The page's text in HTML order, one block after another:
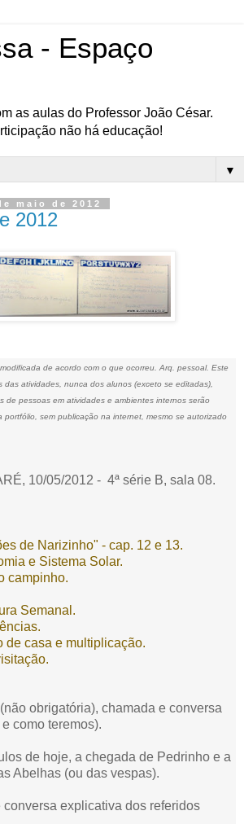
- Espaço
as aulas do Professor João César.
não há educação!
▼
maio de 2012
2012
de acordo com o que ocorreu. Arq. pessoal. Este
das atividades, nunca dos alunos (exceto se editadas),
de pessoas em atividades e ambientes internos serão
sem publicação na internet, mesmo se autorizado
10/05/2012 - 4ª série B, sala 08.
de Narizinho" - cap. 12 e 13.
e Sistema Solar.
campinho.
Semanal.
de casa e multiplicação.
obrigatória), chamada e conversa
como teremos).
de hoje, a chegada de Pedrinho e a
Abelhas (ou das vespas).
explicativa dos referidos